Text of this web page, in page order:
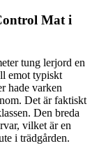
Mat i
tung lerjord en
emot typiskt
hade varken
Det är faktiskt
Den breda
vilket är en
i trädgården.